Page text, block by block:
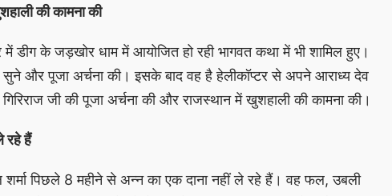
की कामना की
में डीग के जड़खोर धाम में आयोजित हो रही भागवत कथा में भी शामिल हुए।
और पूजा अर्चना की। इसके बाद वह है हेलीकॉप्टर से अपने आराध्य देव
जी की पूजा अर्चना की और राजस्थान में खुशहाली की कामना की।
रहे हैं
पिछले 8 महीने से अन्न का एक दाना नहीं ले रहे हैं। वह फल, उबली